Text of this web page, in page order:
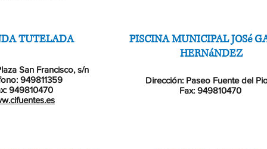
TUTELADA
PISCINA MUNICIPAL JOSé
HERNáNDEZ
San Francisco, s/n
949811359
949810470
Dirección: Paseo Fuente del
Fax: 949810470